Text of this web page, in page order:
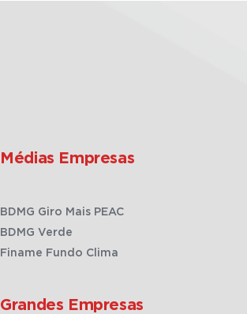
Médias Empresas
BDMG Giro Mais PEAC
BDMG Verde
Finame Fundo Clima
Grandes Empresas